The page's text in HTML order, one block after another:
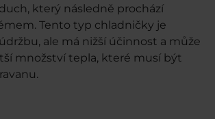
který následně prochází
Tento typ chladničky je
ale má nižší účinnost a může
množství tepla, které musí být